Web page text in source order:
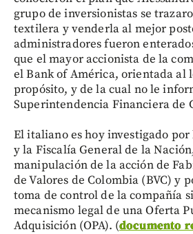
grupo de inversionistas se
textilera y venderla al mejor
administradores fueron
que el mayor accionista de la
el Bank of América, orientada al
propósito, y de la cual no le
Superintendencia Financiera de
El italiano es hoy investigado
y la Fiscalía General de la
manipulación de la acción de
de Valores de Colombia (BVC) y
toma de control de la compañía
mecanismo legal de una Oferta
Adquisición (OPA). (documento